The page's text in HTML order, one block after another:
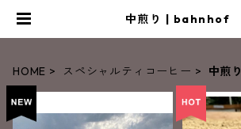
中煎り | bahnhof
HOME スペシャルティコーヒー 中煎り